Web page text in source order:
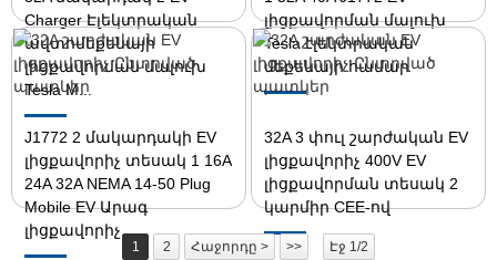
Charger Էլեկտրական
ավտոմեքենայի
լիցքավորման մալուխ
Tesla M...
լիցքավորման մալուխ
Tesla էլեկտրական
մեքենայի համար
J1772 2 մակարդակի EV
լիցքավորիչ տեսակ 1 16A
24A 32A NEMA 14-50 Plug
Mobile EV Արագ
լիցքավորիչ
32A 3 փուլ շարժական EV
լիցքավորիչ 400V EV
լիցքավորման տեսակ 2
կարմիր CEE-ով
1 2 Հաջորդը > >> Էջ 1/2